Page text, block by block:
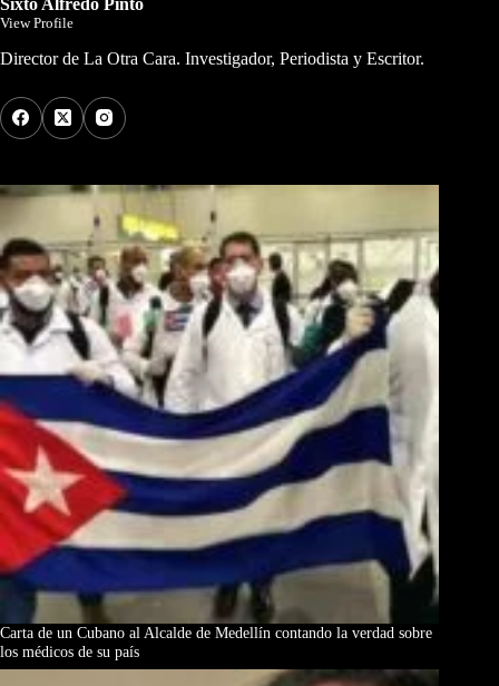
Sixto Alfredo Pinto
View Profile
Director de La Otra Cara. Investigador, Periodista y Escritor.
Carta de un Cubano al Alcalde de Medellín contando la verdad sobre
los médicos de su país